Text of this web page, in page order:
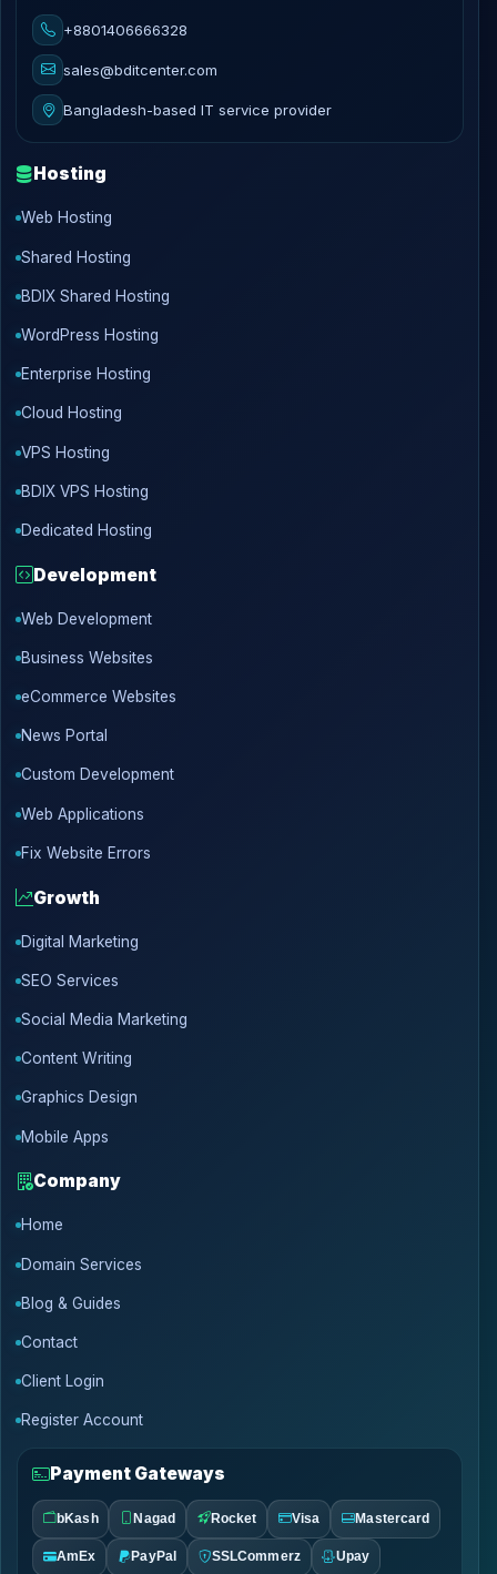
+8801406666328
sales@bditcenter.com
Bangladesh-based IT service provider
Hosting
Web Hosting
Shared Hosting
BDIX Shared Hosting
WordPress Hosting
Enterprise Hosting
Cloud Hosting
VPS Hosting
BDIX VPS Hosting
Dedicated Hosting
Development
Web Development
Business Websites
eCommerce Websites
News Portal
Custom Development
Web Applications
Fix Website Errors
Growth
Digital Marketing
SEO Services
Social Media Marketing
Content Writing
Graphics Design
Mobile Apps
Company
Home
Domain Services
Blog & Guides
Contact
Client Login
Register Account
Payment Gateways
bKash Nagad Rocket Visa Mastercard
AmEx PayPal SSLCommerz Upay